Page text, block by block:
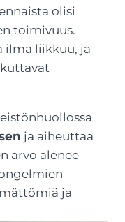
olisi
toimivuus.
ilma liikkuu, ja
ja aiheuttaa
arvo alenee
ja